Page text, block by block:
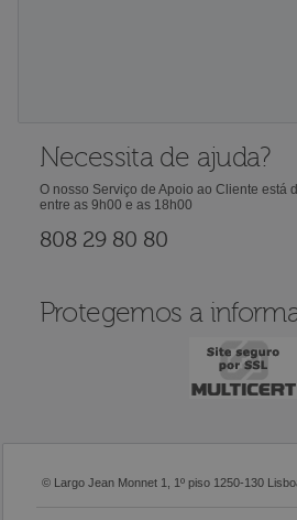
Necessita de ajuda?
O nosso Serviço de Apoio ao Cliente está
entre as 9h00 e as 18h00
808 29 80 80
Protegemos a
© Largo Jean Monnet 1, 1º piso 1250-130